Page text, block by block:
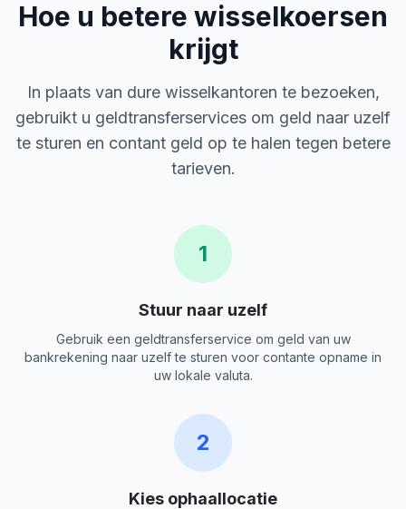
Hoe u betere wisselkoersen
krijgt
In plaats van dure wisselkantoren te bezoeken,
gebruikt u geldtransferservices om geld naar uzelf
te sturen en contant geld op te halen tegen betere
tarieven.
1
Stuur naar uzelf
Gebruik een geldtransferservice om geld van uw
bankrekening naar uzelf te sturen voor contante opname in
uw lokale valuta.
2
Kies ophaallocatie